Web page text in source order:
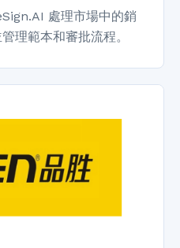
處理市場中的銷
理範本和審批流程。